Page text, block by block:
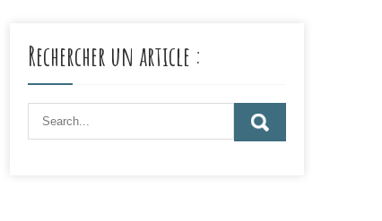
Rechercher un article :